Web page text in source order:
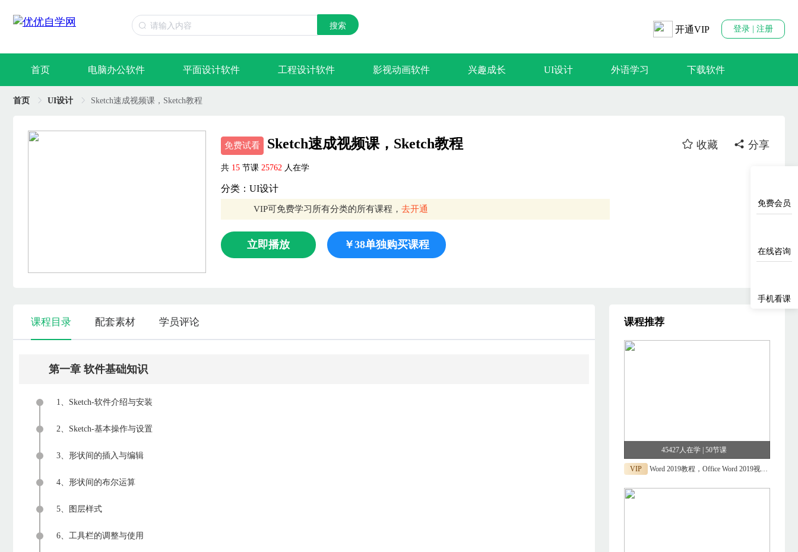
搜索 登录 | 注册
开通VIP
首页 电脑办公软件 平面设计软件 工程设计软件 影视动画软件 兴趣成长 UI设计 外语学习 下载软件
免费会员
在线咨询
手机看课
首页 UI设计 Sketch速成视频课，Sketch教程
免费试看 Sketch速成视频课，Sketch教程
共 15 节课 25762 人在学
分类：UI设计
VIP可免费学习所有分类的所有课程， 去开通
立即播放 ￥38单独购买课程
收藏 分享
课程目录 配套素材 学员评论
第一章 软件基础知识
1、Sketch-软件介绍与安装
2、Sketch-基本操作与设置
3、形状间的插入与编辑
4、形状间的布尔运算
5、图层样式
6、工具栏的调整与使用
课程推荐
45427人在学 | 50节课
VIP Word 2019教程，Office Word 2019视频课